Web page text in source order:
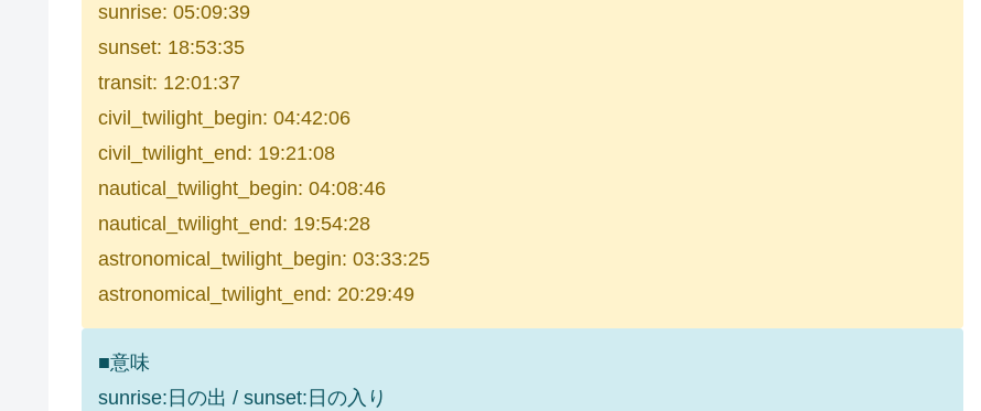
sunrise: 05:09:39
sunset: 18:53:35
transit: 12:01:37
civil_twilight_begin: 04:42:06
civil_twilight_end: 19:21:08
nautical_twilight_begin: 04:08:46
nautical_twilight_end: 19:54:28
astronomical_twilight_begin: 03:33:25
astronomical_twilight_end: 20:29:49
■意味
sunrise:日の出 / sunset:日の入り